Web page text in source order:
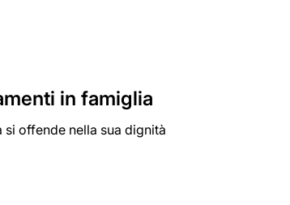
in famiglia
offende nella sua dignità